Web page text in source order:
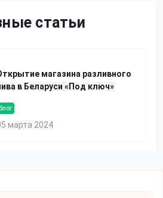
статьи
марта 2024
магазина разливного
в Беларуси «Под ключ»